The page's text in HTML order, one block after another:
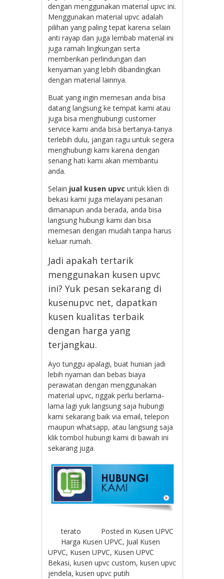
dengan menggunakan material upvc ini.
Menggunakan material upvc adalah
pilihan yang paling tepat karena selain
anti rayap dan juga lembab material ini
juga ramah lingkungan serta
memberikan perlindungan dan
kenyaman yang lebih dibandingkan
dengan material lainnya.
Buat yang ingin memesan anda bisa
datang langsung ke tempat kami atau
juga bisa menghubungi customer
service kami anda bisa bertanya-tanya
terlebih dulu, jangan ragu untuk segera
menghubungi kami karena dengan
senang hati kami akan membantu
anda.
Selain jual kusen upvc untuk klien di
bekasi kami juga melayani pesanan
dimanapun anda berada, anda bisa
langsung hubungi kami dan bisa
memesan dengan mudah tanpa harus
keluar rumah.
Jadi apakah tertarik
menggunakan kusen upvc
ini? Yuk pesan sekarang di
kusenupvc net, dapatkan
kusen kualitas terbaik
dengan harga yang
terjangkau.
Ayo tunggu apalagi, buat hunian jadi
lebih nyaman dan bebas biaya
perawatan dengan menggunakan
material upvc, nggak perlu berlama-
lama lagi yuk langsung saja hubungi
kami sekarang baik via email, telepon
maupun whatsapp, atau langsung saja
klik tombol hubungi kami di bawah ini
sekarang juga.
terato Posted in Kusen UPVC
Harga Kusen UPVC, Jual Kusen
UPVC, Kusen UPVC, Kusen UPVC
Bekasi,kusen upvc custom,kusen upvc
jendela,kusen upvc putih